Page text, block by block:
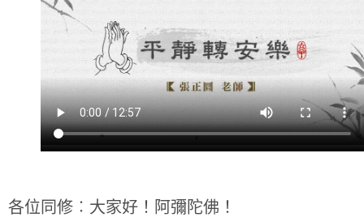
各位同修︰大家好！阿彌陀佛！